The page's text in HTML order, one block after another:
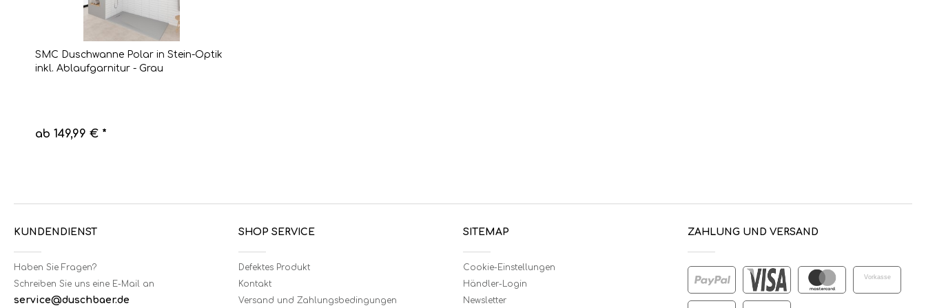
SMC Duschwanne Polar in Stein-Optik
inkl. Ablaufgarnitur - Grau
ab 149,99 € *
KUNDENDIENST
Haben Sie Fragen?
Schreiben Sie uns eine E-Mail an
service@duschbaer.de
SHOP SERVICE
Defektes Produkt
Kontakt
Versand und Zahlungsbedingungen
SITEMAP
Cookie-Einstellungen
Händler-Login
Newsletter
ZAHLUNG UND VERSAND
Vorkasse